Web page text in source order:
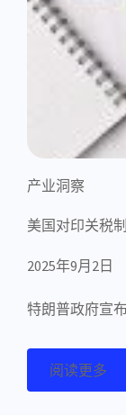
产业洞察
美国对印关税
2025年9月2日
特朗普政府宣
阅读更多